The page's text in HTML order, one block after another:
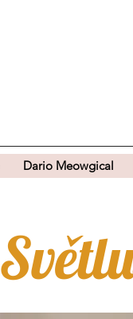
Dario Meowgical